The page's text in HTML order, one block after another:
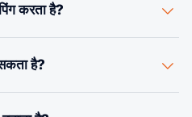
करता है?
का समन्वय करते हैं, और अमेरिका के
विशेषज्ञता है। हमें अपना मूल स्थान और
है?